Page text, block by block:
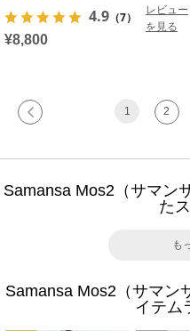
4.9 （7）
レビュー
を見る
¥8,800
1 2
Samansa Mos2（サマン
た
も
Samansa Mos2（サマン
イテム